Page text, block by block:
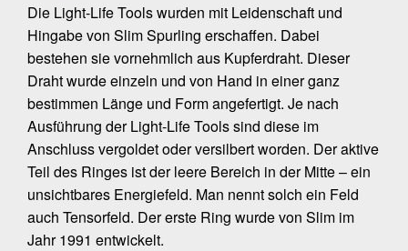
Die Light-Life Tools wurden mit Leidenschaft und
Hingabe von Slim Spurling erschaffen. Dabei
bestehen sie vornehmlich aus Kupferdraht. Dieser
Draht wurde einzeln und von Hand in einer ganz
bestimmen Länge und Form angefertigt. Je nach
Ausführung der Light-Life Tools sind diese im
Anschluss vergoldet oder versilbert worden. Der aktive
Teil des Ringes ist der leere Bereich in der Mitte – ein
unsichtbares Energiefeld. Man nennt solch ein Feld
auch Tensorfeld. Der erste Ring wurde von Slim im
Jahr 1991 entwickelt.